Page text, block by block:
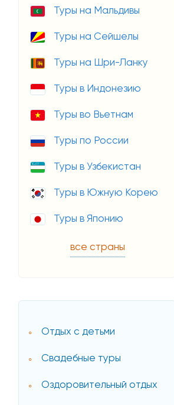
Туры на Мальдивы
Туры на Сейшелы
Туры на Шри-Ланку
Туры в Индонезию
Туры во Вьетнам
Туры по России
Туры в Узбекистан
Туры в Южную Корею
Туры в Японию
все страны
Отдых с детьми
Свадебные туры
Оздоровительный отдых
Таиланда
и отдых Пхукет